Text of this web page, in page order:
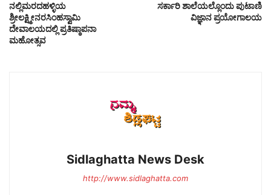
ನಲ್ಲಿಮರದಹಳ್ಳಿಯ
ಶ್ರೀಲಕ್ಷ್ಮೀನರಸಿಂಹಸ್ವಾಮಿ
ದೇವಾಲಯದಲ್ಲಿ ಪ್ರತಿಷ್ಠಾಪನಾ
ಮಹೋತ್ಸವ
ಸರ್ಕಾರಿ ಶಾಲೆಯಲ್ಲೊಂದು ಪುಟಾಣಿ
ವಿಜ್ಞಾನ ಪ್ರಯೋಗಾಲಯ
Sidlaghatta News Desk
http://www.sidlaghatta.com